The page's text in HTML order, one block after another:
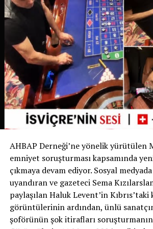
belirgin hale gelmesi üzerine belediye
yürürlüğe koyma kararı aldı.
İsviçre’de Bir İlk
İsviçre devlet televizyonu RSI‘nin
uygulama yalnızca Ticino’da değil,
bir ilk olma özelliği taşıyor. Bugüne
yalnızca dışkıyı temizlemekle
Belediyesi bu zorunluluğu idrarı da
genişleten ilk belediye oldu.
Yetkililer, uygulamanın başarılı olması
düzenlemelerin diğer İsviçre
gündeme gelebileceğini belirtiyor.
Sizce bu uygulama tüm İsviçre’de
Görüşlerinizi yorumlarda
AHBAP Derneği’ne yönelik yürütülen
emniyet soruşturması kapsamında
çıkmaya devam ediyor. Sosyal
uyandıran ve gazeteci Sema
paylaşılan Haluk Levent’in
görüntülerinin ardından, ünlü
şoförünün şok itirafları